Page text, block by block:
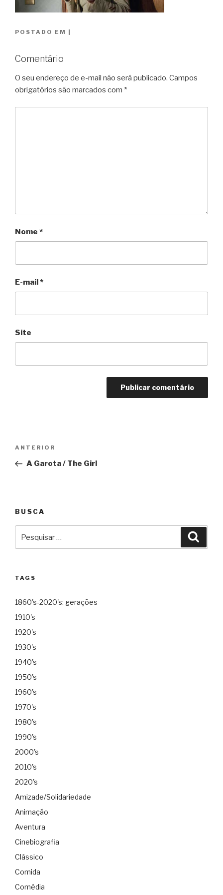
POSTADO EM |
Comentário
O seu endereço de e-mail não será publicado. Campos
obrigatórios são marcados com *
Nome *
E-mail*
Site
Post
Anterior
ANTERIOR
A Garota / The Girl
BUSCA
TAGS
1860's-2020's: gerações
1910's
1920's
1930's
1940's
1950's
1960's
1970's
1980's
1990's
2000's
2010's
2020's
Amizade/Solidariedade
Animação
Aventura
Cinebiografia
Clássico
Comida
Comédia